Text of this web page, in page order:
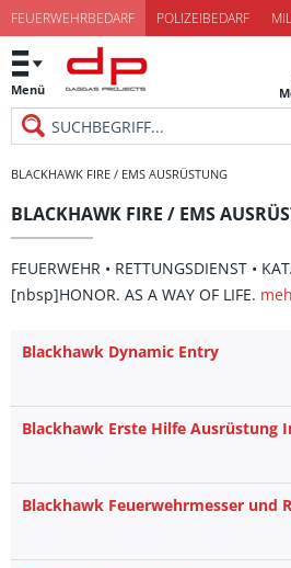
FEUERWEHRBEDARF POLIZEIBEDARF
Menü
BLACKHAWK FIRE / EMS AUSRÜSTUNG
BLACKHAWK FIRE / EMS
FEUERWEHR • RETTUNGSDIENST •
[nbsp]HONOR. AS A WAY OF LIFE.
Blackhawk Dynamic Entry
Blackhawk Erste Hilfe Ausrüstung
Blackhawk Feuerwehrmesser und